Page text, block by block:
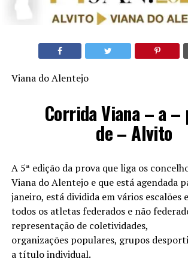
Viana do Alentejo
Corrida Viana – a –
de – Alvito
A 5ª edição da prova que liga os
Viana do Alentejo e que está agendada
janeiro, está dividida em vários escalões
todos os atletas federados e não
representação de coletividades,
organizações populares, grupos
a título individual.